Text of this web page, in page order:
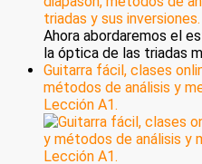
Ahora abordaremos el
la óptica de las triadas
Guitarra fácil, clases
métodos de análisis y
Lección A1.